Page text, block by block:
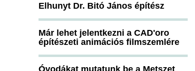
Elhunyt Dr. Bitó János építész
Már lehet jelentkezni a CAD'oro
építészeti animációs filmszemlére
Óvodákat mutatunk be a Metszet